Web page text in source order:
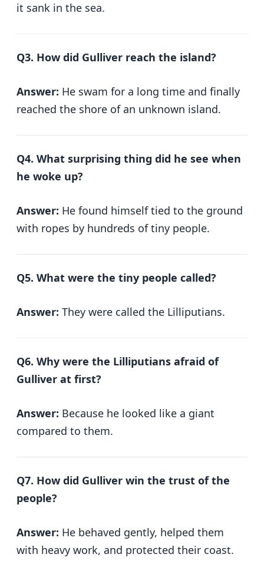
it sank in the sea.
Q3. How did Gulliver reach the island?
Answer: He swam for a long time and finally
reached the shore of an unknown island.
Q4. What surprising thing did he see when
he woke up?
Answer: He found himself tied to the ground
with ropes by hundreds of tiny people.
Q5. What were the tiny people called?
Answer: They were called the Lilliputians.
Q6. Why were the Lilliputians afraid of
Gulliver at first?
Answer: Because he looked like a giant
compared to them.
Q7. How did Gulliver win the trust of the
people?
Answer: He behaved gently, helped them
with heavy work, and protected their coast.